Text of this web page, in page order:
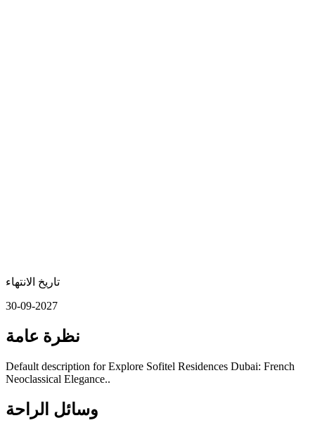
تاريخ الانتهاء
30-09-2027
نظرة عامة
Default description for Explore Sofitel Residences Dubai: French
Neoclassical Elegance..
وسائل الراحة